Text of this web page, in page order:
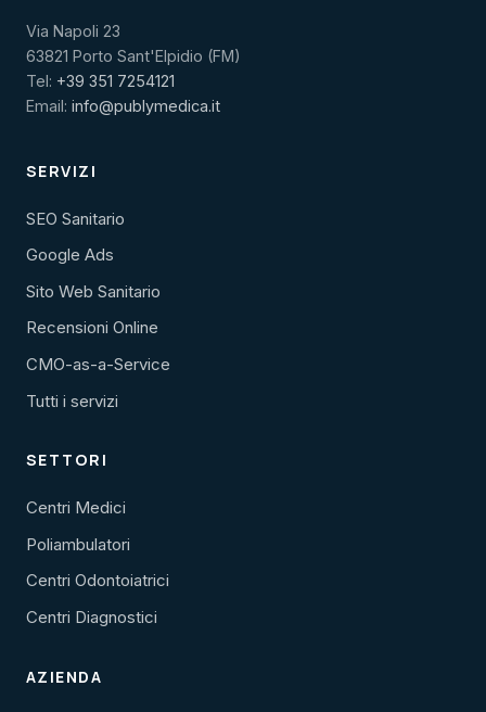
Via Napoli 23
63821 Porto Sant'Elpidio (FM)
Tel: +39 351 7254121
Email: info@publymedica.it
SERVIZI
SEO Sanitario
Google Ads
Sito Web Sanitario
Recensioni Online
CMO-as-a-Service
Tutti i servizi
SETTORI
Centri Medici
Poliambulatori
Centri Odontoiatrici
Centri Diagnostici
AZIENDA